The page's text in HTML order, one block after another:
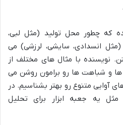
که چطور محل تولید (مثل لبی،
(مثل انسدادی، سایشی، لرزشی) می
نویسنده با مثال های مختلف از
ها و شباهت ها رو برامون روشن می
آوایی متنوع رو بهتر بشناسیم. در
یه جعبه ابزار برای تحلیل